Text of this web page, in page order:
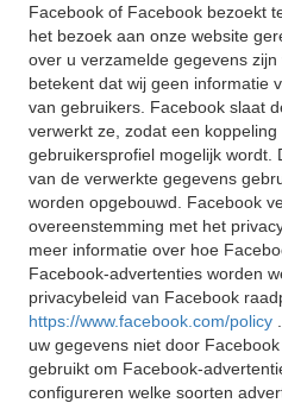
Facebook of Facebook bezoekt
het bezoek aan onze website
over u verzamelde gegevens
betekent dat wij geen informatie
van gebruikers. Facebook slaat
verwerkt ze, zodat een
gebruikersprofiel mogelijk wordt.
van de verwerkte gegevens
worden opgebouwd. Facebook
overeenstemming met het
meer informatie over hoe
Facebook-advertenties worden
privacybeleid van Facebook
https://www.facebook.com/policy
uw gegevens niet door
gebruikt om Facebook-
configureren welke soorten